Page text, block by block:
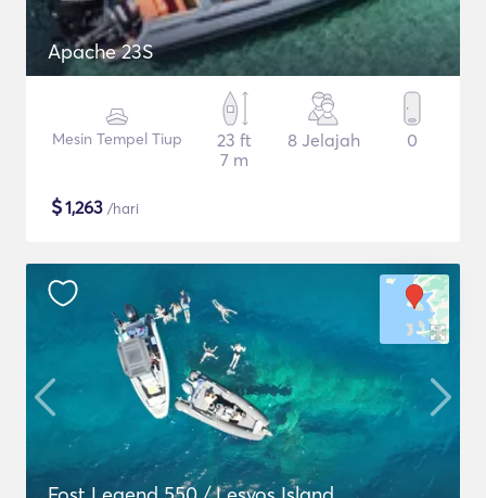
Apache 23S
Mesin Tempel Tiup
23 ft
7 m
8 Jelajah 0
$1,263 /hari